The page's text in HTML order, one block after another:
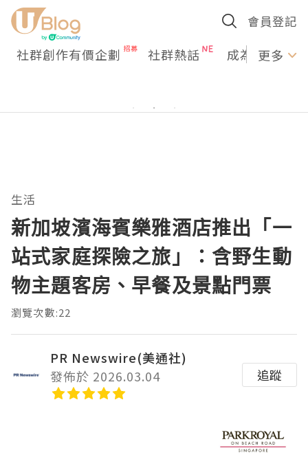
會員登記
社群創作有價企劃 社群熱話 成為U更多
生活
新加坡濱海賓樂雅酒店推出「一
站式家庭探險之旅」：含野生動
物主題客房、早餐及景點門票
瀏覽次數:22
PR Newswire(美通社)
發佈於 2026.03.04
追蹤